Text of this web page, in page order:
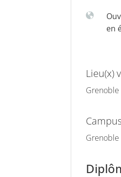
en
Lieu(x)
Grenoble
Grenoble